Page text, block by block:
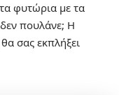
φυτώρια με τα
πουλάνε; Η
σας εκπλήξει